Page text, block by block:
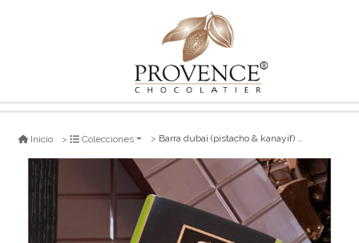
Inicio Colecciones Barra dubai (pistacho & kanayif) 220 gr